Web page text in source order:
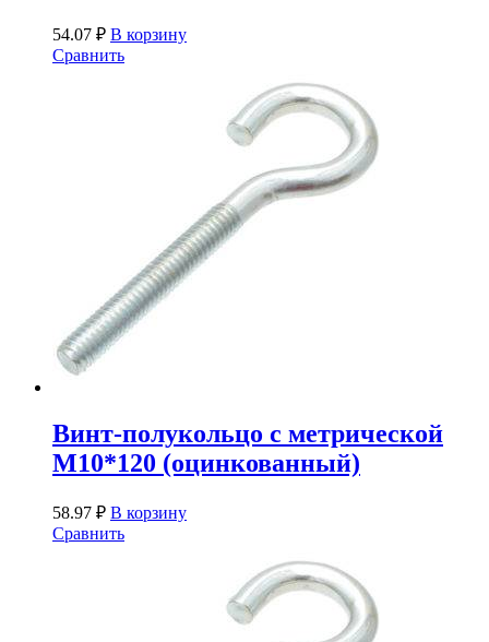
54.07 ₽ В корзину
Сравнить
Винт-полукольцо с метрической
М10*120 (оцинкованный)
58.97 ₽ В корзину
Сравнить